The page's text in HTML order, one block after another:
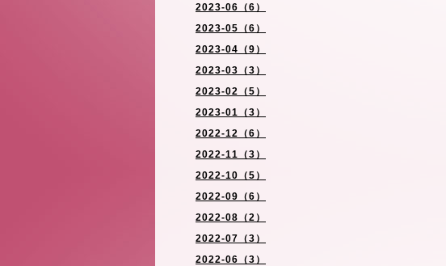
2023-06（6）
2023-05（6）
2023-04（9）
2023-03（3）
2023-02（5）
2023-01（3）
2022-12（6）
2022-11（3）
2022-10（5）
2022-09（6）
2022-08（2）
2022-07（3）
2022-06（3）